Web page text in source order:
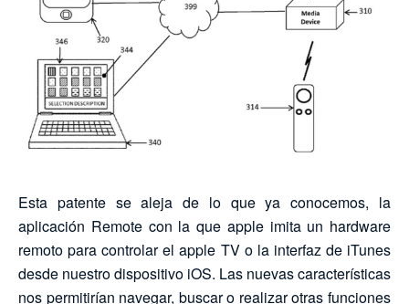
Esta patente se aleja de lo que ya conocemos, la
aplicación Remote con la que apple imita un hardware
remoto para controlar el apple TV o la interfaz de iTunes
desde nuestro dispositivo iOS. Las nuevas características
nos permitirían navegar, buscar o realizar otras funciones